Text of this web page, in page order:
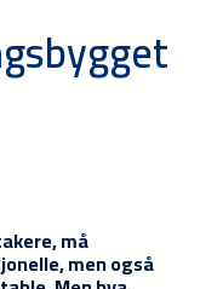
må
men også